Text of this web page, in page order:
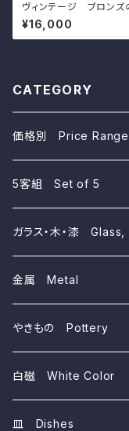
ヴィンテージ ブロンズ
ギン h5.1cm Vintage
nese Bronze Penguin
¥16,000
CATEGORY
価格別 Price Range
~10,000yen
~5,000yen
~3,000yen
~1,000yen
5客組 Set of 5
ガラス・木・漆
金属 Metal
やきもの Pottery
磁器 Porcelains
陶器 Ceramics
白磁 White Color
皿 Dishes